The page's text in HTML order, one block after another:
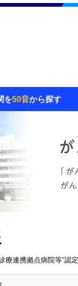
を50音から探す
療連携拠点病院等”認